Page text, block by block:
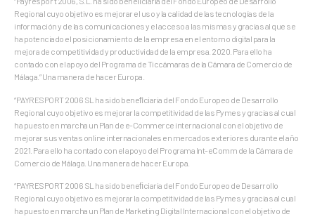
Regional cuyo objetivo es mejorar el uso y la calidad de las tecnologías de la
información y de las comunicaciones y el acceso a las mismas y gracias al que se
ha potenciado el posicionamiento de la empresa en el entorno digital para la
mejora de competitividad y productividad de la empresa. 2020. Para ello ha
contado con el apoyo del Programa de Ticcámaras de la Cámara de Comercio de
Málaga.” Una manera de hacer Europa.
“PAYRESPORT 2006 SL ha sido beneﬁciaria del Fondo Europeo de Desarrollo
Regional cuyo objetivo es mejorar la competitividad de las Pymes y gracias al cual
ha puesto en marcha un Plan de e-Commerce internacional con el objetivo de
mejorar sus ventas online internacionales en mercados exteriores durante el año
2021. Para ello ha contado con el apoyo del Programa Int-eComm de la Cámara de
Comercio de Málaga. Una manera de hacer Europa.
“PAYRESPORT 2006 SL ha sido beneﬁciaria del Fondo Europeo de Desarrollo
Regional cuyo objetivo es mejorar la competitividad de las Pymes y gracias al cual
ha puesto en marcha un Plan de Marketing Digital Internacional con el objetivo de